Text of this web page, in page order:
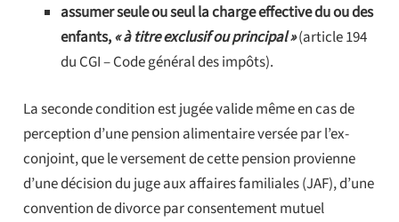
assumer seule ou seul la charge effective du ou des
enfants,« à titre exclusif ou principal »(article 194
du CGI – Code général des impôts).
La seconde condition est jugée valide même en cas de
perception d’une pension alimentaire versée par l’ex-
conjoint, que le versement de cette pension provienne
d’une décision du juge aux affaires familiales (JAF), d’une
convention de divorce par consentement mutuel